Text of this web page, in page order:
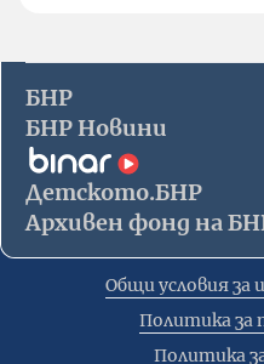
БНР
БНР Новини
Детското.БНР
Архивен фонд на
Общи условия за
Политика за
Политика